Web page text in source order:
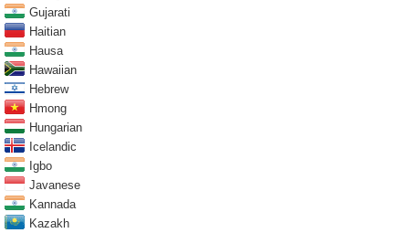
Gujarati
Haitian
Hausa
Hawaiian
Hebrew
Hmong
Hungarian
Icelandic
Igbo
Javanese
Kannada
Kazakh